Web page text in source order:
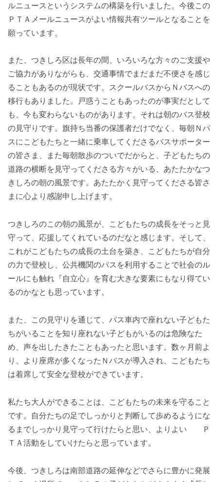
ルニュースというシステムの構築を行いました。今後この
ＰＴＡメールニュースがよい情報共有ツールとなることを
願っています。
また、つきしろ区は長年の間、いろいろな方々のご支援や
ご協力がありながらも、交通事情でまだまだ不便さを感じ
ることもあるのが現状です。スクールバスからＮバスへの
移行もありました。戸惑うこともあったのが事実だとして
も、今も変わらないものがあります。それは朝のバス登校
の見守りです。旗持ち当番の保護者だけでなく、毎朝Ｎバ
スにこどもたちと一緒に乗車してくださるバスサポーター
の皆さま、また毎朝散歩のついでだからと、子どもたちの
道路の横断を見守ってくださる方々がいる、あたたかなつ
きしろの朝の風景です。あたたかく見守ってくださる皆さ
まに心より感謝申し上げます。
つきしろのこの朝の風景が、こどもたちの成長をそっと見
守って、応援してくれているのだなと感じます。そして、
これがこどもたちの成長の土台を築き、こどもたちが自分
の力で登校し、公共機関のバスを利用することで社会のル
ールにも触れ『自立心』を育む大きな要素にもなり得てい
るのかなとも思っています。
また、この見守りを通じて、バス車内で座れない子どもた
ちがいることを知り座れない子どもがいるのは危険なた
め、声を出したきたこともあったと思います。数ヶ月前よ
り、より座席が多くなったＮバスが導入され、こどもたち
は着席して安全な登校ができています。
私たち大人ができることは、こどもたちの未来を守ること
です。自分たちの足でしっかりと判断して歩めるようにな
るまでしっかり見守って行けたらと思い、よりよい Ｐ
ＴＡ活動をしていけたらと思っています。
今後、つきしろは南部道路の延伸などでさらに豊かに発展